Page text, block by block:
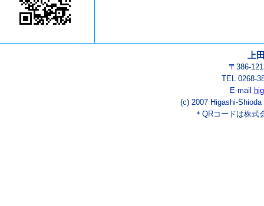
上
〒386-
TEL 0268-
E-mail
(c) 2007 Higashi-
＊QRコードは株式